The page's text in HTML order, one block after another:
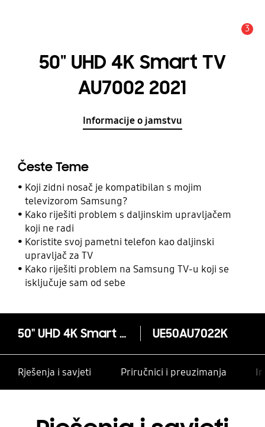
3
50" UHD 4K Smart TV
AU7002 2021
Informacije o jamstvu
Česte Teme
Koji zidni nosač je kompatibilan s mojim
televizorom Samsung?
Kako riješiti problem s daljinskim upravljačem
koji ne radi
Koristite svoj pametni telefon kao daljinski
upravljač za TV
Kako riješiti problem na Samsung TV-u koji se
isključuje sam od sebe
50" UHD 4K Smart TV AU7002 2021 UE50AU7022K
Rješenja i savjeti Priručnici i preuzimanja